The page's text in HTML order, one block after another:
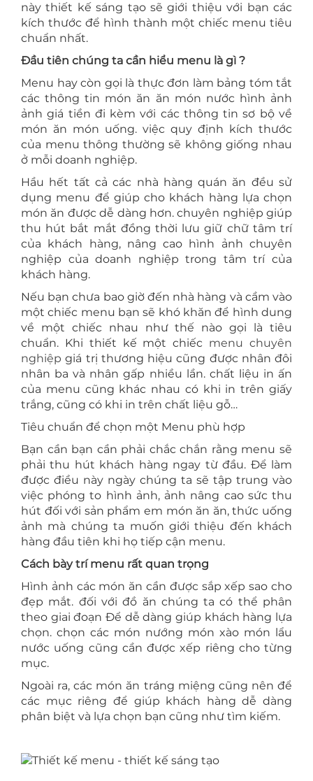
này thiết kế sáng tạo sẽ giới thiệu với bạn các
kích thước để hình thành một chiếc menu tiêu
chuẩn nhất.
Đầu tiên chúng ta cần hiểu menu là gì ?
Menu hay còn gọi là thực đơn làm bảng tóm tắt
các thông tin món ăn ăn món nước hình ảnh
ảnh giá tiền đi kèm với các thông tin sơ bộ về
món ăn món uống. việc quy định kích thước
của menu thông thường sẽ không giống nhau
ở mỗi doanh nghiệp.
Hầu hết tất cả các nhà hàng quán ăn đều sử
dụng menu để giúp cho khách hàng lựa chọn
món ăn được dễ dàng hơn. chuyên nghiệp giúp
thu hút bắt mắt đồng thời lưu giữ chữ tâm trí
của khách hàng, nâng cao hình ảnh chuyên
nghiệp của doanh nghiệp trong tâm trí của
khách hàng.
Nếu bạn chưa bao giờ đến nhà hàng và cầm vào
một chiếc menu bạn sẽ khó khăn để hình dung
về một chiếc nhau như thế nào gọi là tiêu
chuẩn. Khi thiết kế một chiếc menu chuyên
nghiệp giá trị thương hiệu cũng được nhân đôi
nhân ba và nhân gấp nhiều lần. chất liệu in ấn
của menu cũng khác nhau có khi in trên giấy
trắng, cũng có khi in trên chất liệu gỗ…
Tiêu chuẩn để chọn một Menu phù hợp
Bạn cần bạn cần phải chắc chắn rằng menu sẽ
phải thu hút khách hàng ngay từ đầu. Để làm
được điều này ngày chúng ta sẽ tập trung vào
việc phóng to hình ảnh, ảnh nâng cao sức thu
hút đối với sản phẩm em món ăn ăn, thức uống
ảnh mà chúng ta muốn giới thiệu đến khách
hàng đầu tiên khi họ tiếp cận menu.
Cách bày trí menu rất quan trọng
Hình ảnh các món ăn cần được sắp xếp sao cho
đẹp mắt. đối với đồ ăn chúng ta có thể phân
theo giai đoạn Để dễ dàng giúp khách hàng lựa
chọn. chọn các món nướng món xào món lẩu
nước uống cũng cần được xếp riêng cho từng
mục.
Ngoài ra, các món ăn tráng miệng cũng nên để
các mục riêng để giúp khách hàng dễ dàng
phân biệt và lựa chọn bạn cũng như tìm kiếm.